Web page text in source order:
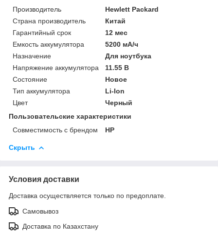
Производитель
Hewlett Packard
Страна производитель
Китай
Гарантийный срок
12 мес
Емкость аккумулятора
5200 мА/ч
Назначение
Для ноутбука
Напряжение аккумулятора
11.55 В
Состояние
Новое
Тип аккумулятора
Li-Ion
Цвет
Черный
Пользовательские характеристики
Совместимость с брендом
HP
Скрыть
Условия доставки
Доставка осуществляется только по предоплате.
Самовывоз
Доставка по Казахстану